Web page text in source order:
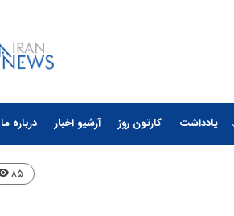
یادداشت کارتون روز آرشیو اخبار درباره ما
۸۵